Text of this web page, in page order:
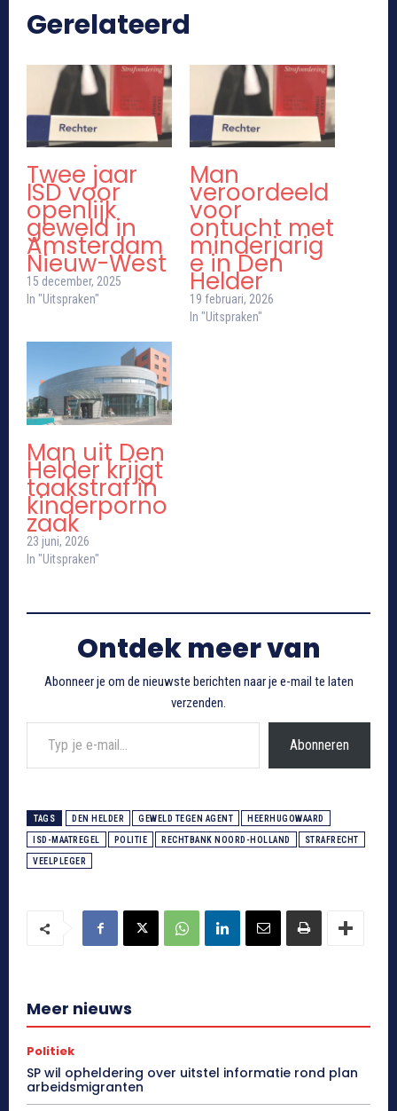
Gerelateerd
Twee jaar
ISD voor
openlijk
geweld in
Amsterdam
Nieuw-West
15 december, 2025
In "Uitspraken"
Man
veroordeeld
voor
ontucht met
minderjarig
e in Den
Helder
19 februari, 2026
In "Uitspraken"
Man uit Den
Helder krijgt
taakstraf in
kinderporno
zaak
23 juni, 2026
In "Uitspraken"
Ontdek meer van
Abonneer je om de nieuwste berichten naar je e-mail te laten
verzenden.
Typ je e-mail...
Abonneren
TAGS DEN HELDER GEWELD TEGEN AGENT HEERHUGOWAARD
ISD-MAATREGEL POLITIE RECHTBANK NOORD-HOLLAND STRAFRECHT
VEELPLEGER
Meer nieuws
Politiek
SP wil opheldering over uitstel informatie rond plan
arbeidsmigranten